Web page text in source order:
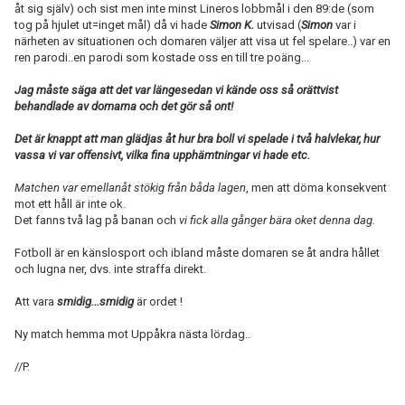
åt sig själv) och sist men inte minst Lineros lobbmål i den 89:de (som
tog på hjulet ut=inget mål) då vi hade Simon K. utvisad (Simon var i
närheten av situationen och domaren väljer att visa ut fel spelare..) var en
ren parodi..en parodi som kostade oss en till tre poäng...
Jag måste säga att det var längesedan vi kände oss så orättvist
behandlade av domarna och det gör så ont!
Det är knappt att man glädjas åt hur bra boll vi spelade i två halvlekar, hur
vassa vi var offensivt, vilka fina upphämtningar vi hade etc.
Matchen var emellanåt stökig från båda lagen, men att döma konsekvent
mot ett håll är inte ok.
Det fanns två lag på banan och vi fick alla gånger bära oket denna dag.
Fotboll är en känslosport och ibland måste domaren se åt andra hållet
och lugna ner, dvs. inte straffa direkt.
Att vara smidig...smidigär ordet !
Ny match hemma mot Uppåkra nästa lördag..
//P.